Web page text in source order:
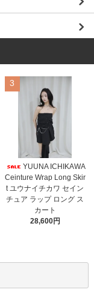
3
YUUNA ICHIKAWA
Ceinture Wrap Long Skir
t ユウナイチカワ セイン
チュア ラップ ロング ス
カート
28,600円